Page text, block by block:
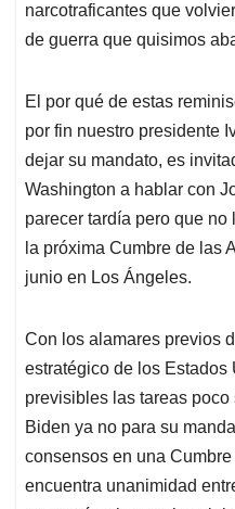
narcotraficantes que
de guerra que quisimos
El por qué de estas
por fin nuestro presidente
dejar su mandato, es
Washington a hablar con
parecer tardía pero que
la próxima Cumbre de las
junio en Los Ángeles.
Con los alamares previos
estratégico de los Estados
previsibles las tareas
Biden ya no para su
consensos en una
encuentra unanimidad